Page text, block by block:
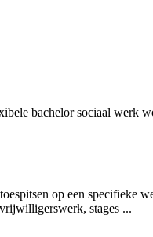
bachelor sociaal werk
op een specifieke
stages ...